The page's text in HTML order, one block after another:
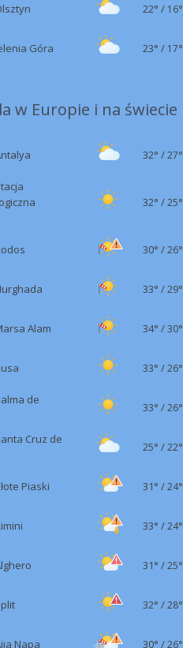
22° / 16°
Góra 23° / 17°
w Europie i na świecie
32° /27°
32° /25°
30° /26°
33° /29°
Alam 34° /30°
33° /26°
de
33° /26°
Cruz de
25° /22°
Piaski 31° /24°
33° /24°
31° /25°
32° /28°
Napa 30° /26°